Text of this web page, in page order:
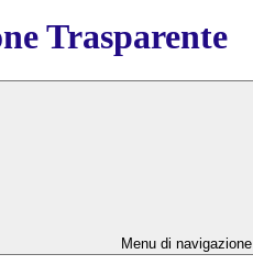
Trasparente
Menu di navigazione